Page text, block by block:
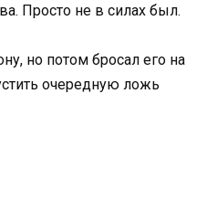
Просто не в силах был.
но потом бросал его на
очередную ложь